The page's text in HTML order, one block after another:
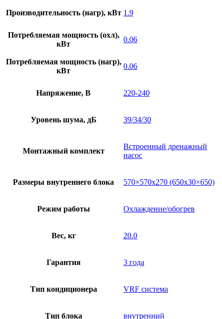
Производительность (нагр), кВт 1.9
Потребляемая мощность (охл),
кВт
0.06
Потребляемая мощность (нагр),
кВт
0.06
Напряжение, В 220-240
Уровень шума, дБ 39/34/30
Монтажный комплект
Встроенный дренажный
насос
Размеры внутреннего блока 570×570х270 (650х30×650)
Режим работы Охлаждение/обогрев
Вес, кг 20.0
Гарантия 3 года
Тип кондиционера VRF система
Тип блока внутренний